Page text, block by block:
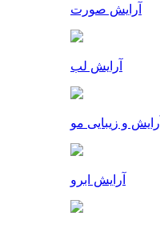
آرایش صورت
آرایش لب
آرایش و زیبایی مو
آرایش ابرو